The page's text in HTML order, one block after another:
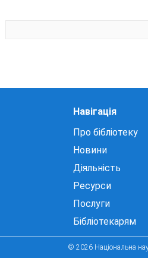
Навігація
Про бібліотеку
Новини
Діяльність
Ресурси
Послуги
Бібліотекарям
© 2026 Національна